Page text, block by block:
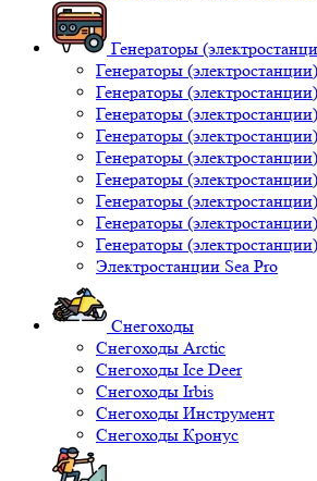
Генераторы
Генераторы
Генераторы
Генераторы
Генераторы
Генераторы
Генераторы
Генераторы
Генераторы
Генераторы
Электростанции Sea Pro
Снегоходы
Снегоходы Arctic
Снегоходы Ice Deer
Снегоходы Irbis
Снегоходы Инструмент
Снегоходы Кронус